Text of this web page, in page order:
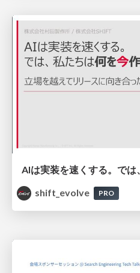
shift_evolve
PRO